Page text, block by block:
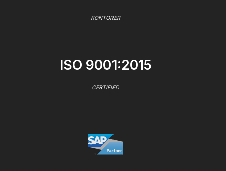
KONTORER
ISO 9001:2015
CERTIFIED